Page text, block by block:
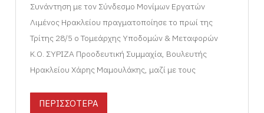
Συνάντηση με τον Σύνδεσμο Μονίμων Εργατών
Λιμένος Ηρακλείου πραγματοποίησε το πρωί της
Τρίτης 28/5 ο Τομεάρχης Υποδομών & Μεταφορών
Κ.Ο. ΣΥΡΙΖΑ Προοδευτική Συμμαχία, Βουλευτής
Ηρακλείου Χάρης Μαμουλάκης, μαζί με τους
ΠΕΡΙΣΣΟΤΕΡΑ